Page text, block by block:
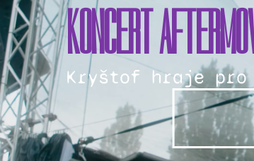
KONCERT
Kryštof hraje pro